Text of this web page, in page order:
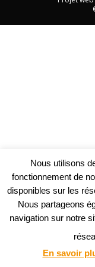
Nous utilisons
fonctionnement de
disponibles sur les
Nous partageons
navigation sur notre
En savoir